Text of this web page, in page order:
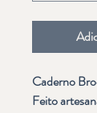
Caderno
Feito